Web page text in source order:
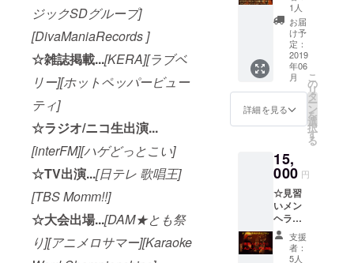
ジックSDグループ]
[DivaManiaRecords ]
☆雑誌掲載...[KERA][ラブベ
リー][ホットペッパービュー
ティ]
☆ラジオ/ニコ生出演...
[interFM][ハゲどっとこい]
☆TV出演...[日テレ 歌唱王]
[TBS Momm!!]
☆大会出場...[DAM★とも祭
り][アニメロサマー][Karaoke
ンは[組
み合わ
せset]
です! ミ
ニアル
バムの
他に 以
下の
グッズ
から1つ
す！ ①
サコッ
シュ
バック
②トー
トバッ
グ
1人
お届
け予
定：
2019
年06
月
詳細を見る
こ
の
リ
タ
ー
ン
を
選
択
す
る
15,
000 円
☆見習
いメン
ヘラ☆
・Aコー
ス ミニ
アルバ
支援
者：
5人